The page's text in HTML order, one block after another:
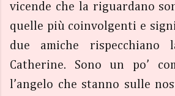
vicende che la riguardano
quelle più coinvolgenti e
due amiche rispecchiano
Catherine. Sono un po’
l’angelo che stanno sulle